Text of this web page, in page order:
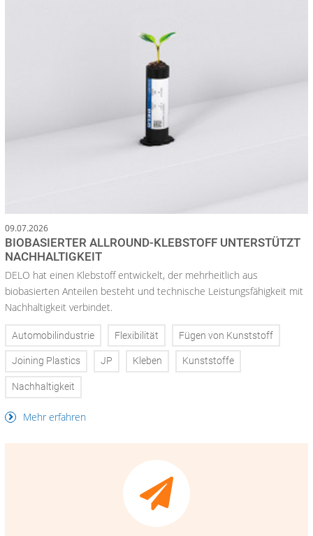
09.07.2026
BIOBASIERTER ALLROUND-KLEBSTOFF UNTERSTÜTZT
NACHHALTIGKEIT
DELO hat einen Klebstoff entwickelt, der mehrheitlich aus
biobasierten Anteilen besteht und technische Leistungsfähigkeit mit
Nachhaltigkeit verbindet.
Automobilindustrie Flexibilität Fügen von Kunststoff
Joining Plastics JP Kleben Kunststoffe
Nachhaltigkeit
Mehr erfahren